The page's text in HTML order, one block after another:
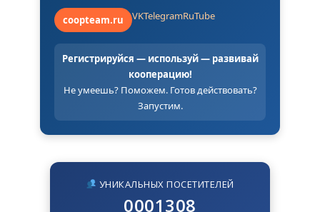
coopteam.ru VKTelegramRuTube
Регистрируйся — используй — развивай
кооперацию!
Не умеешь? Поможем. Готов действовать?
Запустим.
УНИКАЛЬНЫХ ПОСЕТИТЕЛЕЙ
0001308